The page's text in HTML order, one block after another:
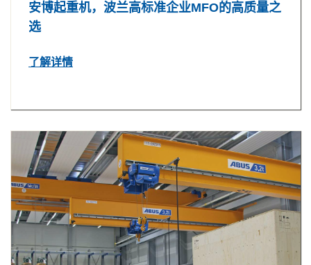
安博起重机，波兰高标准企业MFO的高质量之
选
了解详情